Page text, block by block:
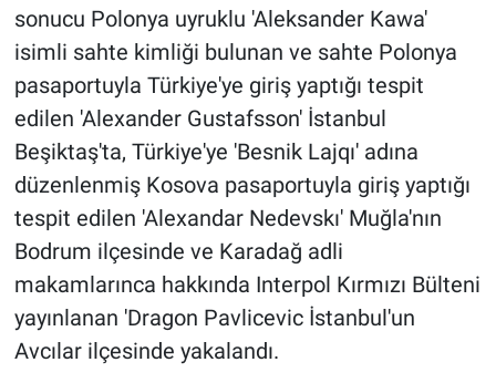
sonucu Polonya uyruklu 'Aleksander Kawa'
isimli sahte kimliği bulunan ve sahte Polonya
pasaportuyla Türkiye'ye giriş yaptığı tespit
edilen 'Alexander Gustafsson' İstanbul
Beşiktaş'ta, Türkiye'ye 'Besnik Lajqı' adına
düzenlenmiş Kosova pasaportuyla giriş yaptığı
tespit edilen 'Alexandar Nedevskı' Muğla'nın
Bodrum ilçesinde ve Karadağ adli
makamlarınca hakkında Interpol Kırmızı Bülteni
yayınlanan 'Dragon Pavlicevic İstanbul'un
Avcılar ilçesinde yakalandı.